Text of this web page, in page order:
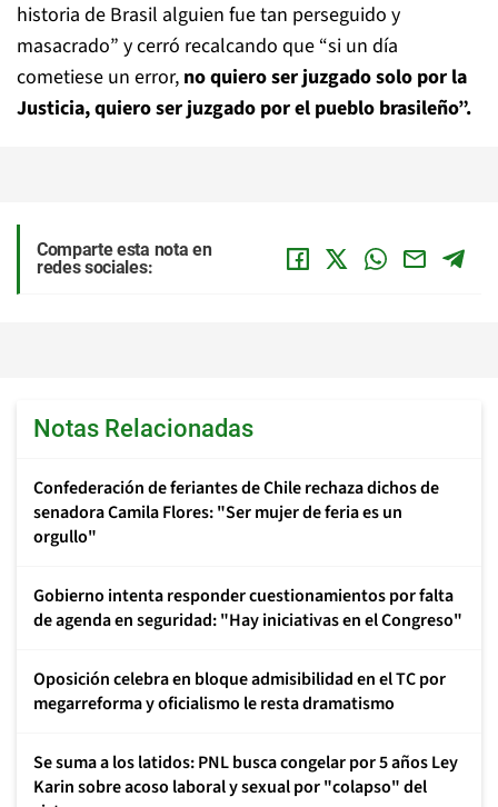
historia de Brasil alguien fue tan perseguido y
masacrado” y cerró recalcando que “si un día
cometiese un error, no quiero ser juzgado solo por la
Justicia, quiero ser juzgado por el pueblo brasileño”.
Comparte esta nota en
redes sociales:
Notas Relacionadas
Confederación de feriantes de Chile rechaza dichos de
senadora Camila Flores: "Ser mujer de feria es un
orgullo"
Gobierno intenta responder cuestionamientos por falta
de agenda en seguridad: "Hay iniciativas en el Congreso"
Oposición celebra en bloque admisibilidad en el TC por
megarreforma y oficialismo le resta dramatismo
Se suma a los latidos: PNL busca congelar por 5 años Ley
Karin sobre acoso laboral y sexual por "colapso" del